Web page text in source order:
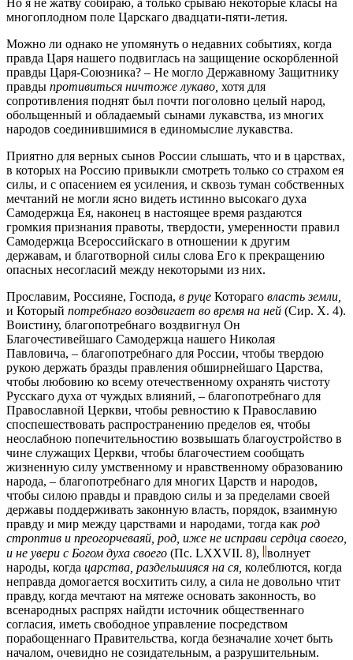
многоплодном поле Царскаго двадцати-пяти-летия.
Можно ли однако не упомянуть о недавних событиях, когда
правда Царя нашего подвиглась на защищение оскорбленной
правды Царя-Союзника? – Не могло Державному Защитнику
правды противиться ничтоже лукаво, хотя для
сопротивления поднят был почти поголовно целый народ,
обольщенный и обладаемый сынами лукавства, из многих
народов соединившимися в единомыслие лукавства.
Приятно для верных сынов России слышать, что и в царствах,
в которых на Россию привыкли смотреть только со страхом ея
силы, и с опасением ея усиления, и сквозь туман собственных
мечтаний не могли ясно видеть истинно высокаго духа
Самодержца Ея, наконец в настоящее время раздаются
громкия признания правоты, твердости, умеренности правил
Самодержца Всероссийскаго в отношении к другим
державам, и благотворной силы слова Его к прекращению
опасных несогласий между некоторыми из них.
Прославим, Россияне, Господа, в руце Котораго власть земли,
и Который потребнаго воздвигает во время на ней (Сир. X. 4).
Воистину, благопотребнаго воздвигнул Он
Благочестивейшаго Самодержца нашего Николая
Павловича, – благопотребнаго для России, чтобы твердою
рукою держать бразды правления обширнейшаго Царства,
чтобы любовию ко всему отечественному охранять чистоту
Русскаго духа от чуждых влияний, – благопотребнаго для
Православной Церкви, чтобы ревностию к Православию
споспешествовать распространению пределов ея, чтобы
неослабною попечительностию возвышать благоустройство в
чине служащих Церкви, чтобы благочестием сообщать
жизненную силу умственному и нравственному образованию
народа, – благопотребнаго для многих Царств и народов,
чтобы силою правды и правдою силы и за пределами своей
державы поддерживать законную власть, порядок, взаимную
правду и мир между царствами и народами, тогда как род
строптив и преогорчеваяй, род, иже не исправи сердца своего,
и не увери с Богом духа своего (Пс. LXXVII. 8),
волнует
народы, когда царства, раздельшияся на ся, колеблются, когда
неправда домогается восхитить силу, а сила не довольно чтит
правду, когда мечтают на мятеже основать законность, во
всенародных распрях найдти источник общественнаго
согласия, иметь свободное управление посредством
порабощеннаго Правительства, когда безначалие хочет быть
началом, очевидно не созидательным, а разрушительным.